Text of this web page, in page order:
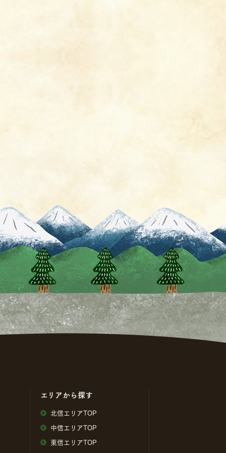
エリアから探す
北信エリアTOP
中信エリアTOP
東信エリアTOP